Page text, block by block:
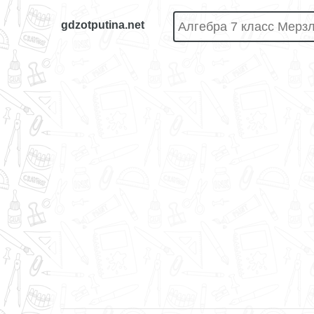
gdzotputina.net